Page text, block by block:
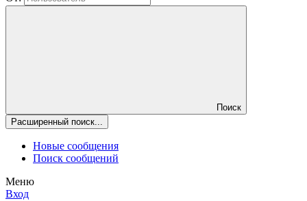
Поиск
Расширенный поиск...
Новые сообщения
Поиск сообщений
Меню
Вход